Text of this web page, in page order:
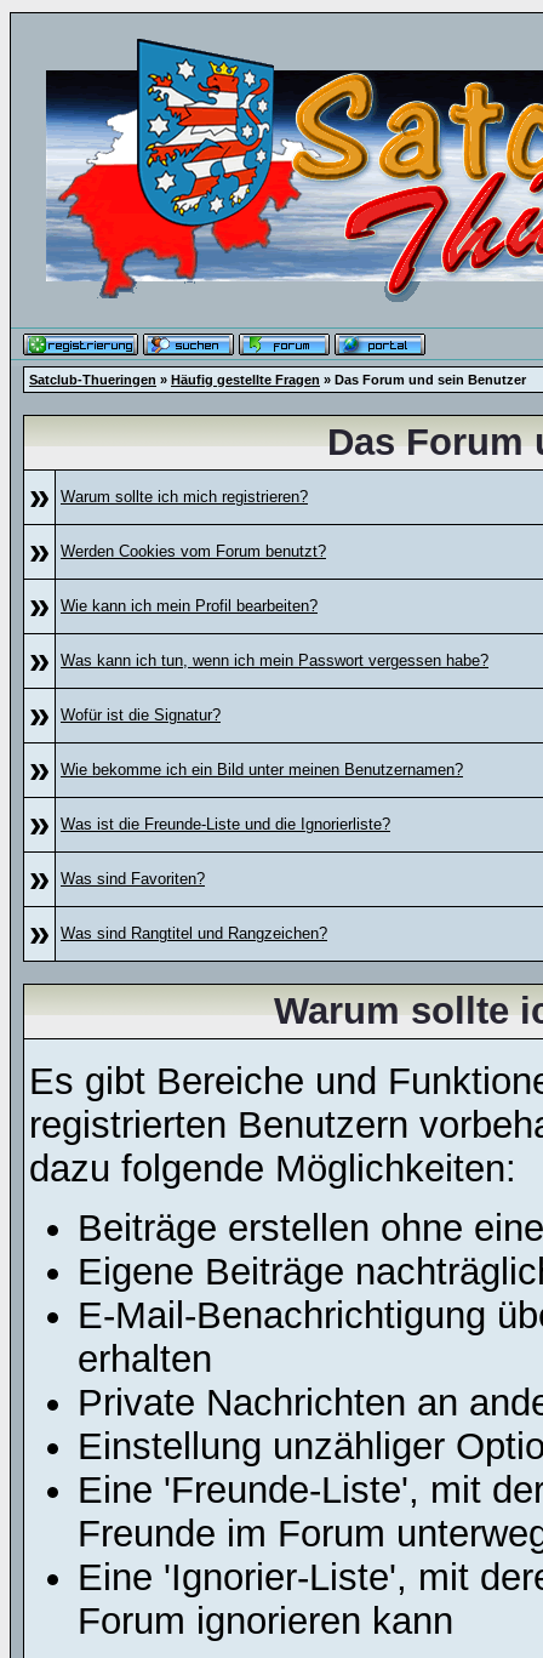
Satclub-Thueringen » Häufig gestellte Fragen » Das Forum und sein Benutzer
Das Forum
»
Warum sollte ich mich registrieren?
» Werden Cookies vom Forum benutzt?
» Wie kann ich mein Profil bearbeiten?
» Was kann ich tun, wenn ich mein Passwort vergessen habe?
» Wofür ist die Signatur?
» Wie bekomme ich ein Bild unter meinen Benutzernamen?
» Was ist die Freunde-Liste und die Ignorierliste?
» Was sind Favoriten?
» Was sind Rangtitel und Rangzeichen?
Warum sollte
Es gibt Bereiche und
registrierten Benutzern
dazu folgende Möglichkeiten:
Beiträge erstellen ohne
Eigene Beiträge
E-Mail-Benachrichtigung
erhalten
Private Nachrichten an
Einstellung unzähliger
Eine 'Freunde-Liste', mit
Freunde im Forum
Eine 'Ignorier-Liste', mit
Forum ignorieren kann